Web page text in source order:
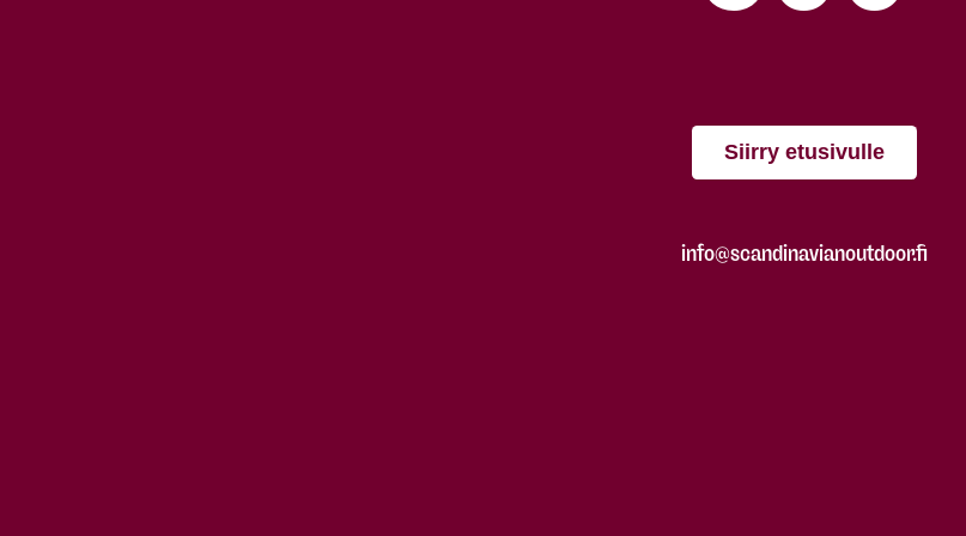
Siirry etusivulle
info@scandinavianoutdoor.fi